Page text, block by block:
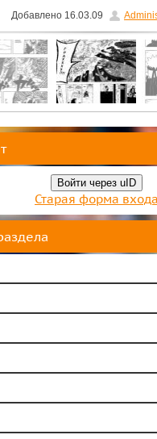
Добавлено 16.03.09
Войти через uID
Старая форма входа